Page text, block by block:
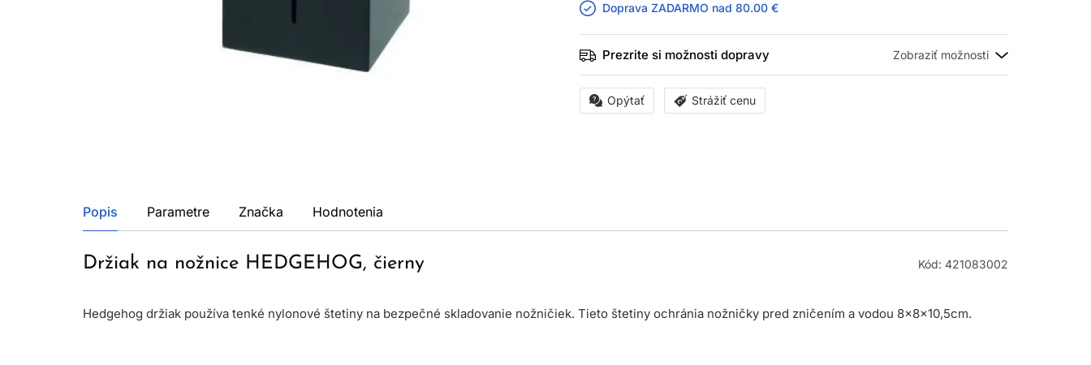
Doprava ZADARMO nad 80.00 €
Prezrite si možnosti dopravy
Opýtať Strážiť cenu
Popis Parametre Značka Hodnotenia
Držiak na nožnice HEDGEHOG, čierny Kód: 421083002
Hedgehog držiak používa tenké nylonové štetiny na bezpečné skladovanie nožničiek. Tieto štetiny ochránia nožničky pred zničením a vodou 8x8x10,5cm.